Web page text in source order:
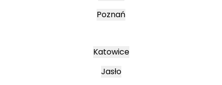
Poznań
Katowice
Jasło